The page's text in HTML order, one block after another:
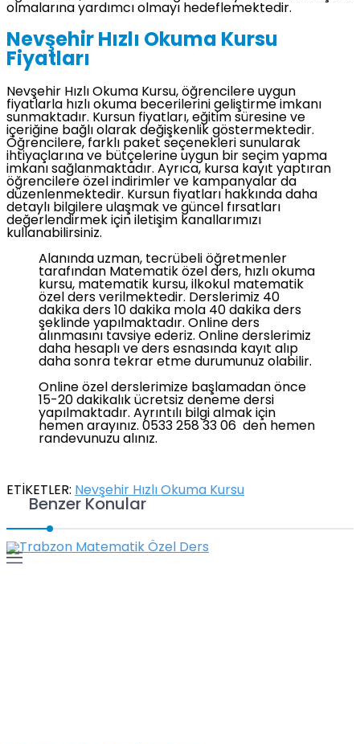
olmalarına yardımcı olmayı hedeflemektedir.
Nevşehir Hızlı Okuma Kursu
Fiyatları
Nevşehir Hızlı Okuma Kursu, öğrencilere uygun
fiyatlarla hızlı okuma becerilerini geliştirme imkanı
sunmaktadır. Kursun fiyatları, eğitim süresine ve
içeriğine bağlı olarak değişkenlik göstermektedir.
Öğrencilere, farklı paket seçenekleri sunularak
ihtiyaçlarına ve bütçelerine uygun bir seçim yapma
imkanı sağlanmaktadır. Ayrıca, kursa kayıt yaptıran
öğrencilere özel indirimler ve kampanyalar da
düzenlenmektedir. Kursun fiyatları hakkında daha
detaylı bilgilere ulaşmak ve güncel fırsatları
değerlendirmek için iletişim kanallarımızı
kullanabilirsiniz.
Alanında uzman, tecrübeli öğretmenler
tarafından Matematik özel ders, hızlı okuma
kursu, matematik kursu, ilkokul matematik
özel ders verilmektedir. Derslerimiz 40
dakika ders 10 dakika mola 40 dakika ders
şeklinde yapılmaktadır. Online ders
alınmasını tavsiye ederiz. Online derslerimiz
daha hesaplı ve ders esnasında kayıt alıp
daha sonra tekrar etme durumunuz olabilir.
Online özel derslerimize başlamadan önce
15-20 dakikalık ücretsiz deneme dersi
yapılmaktadır. Ayrıntılı bilgi almak için
hemen arayınız. 0533 258 33 06 den hemen
randevunuzu alınız.
ETİKETLER: Nevşehir Hızlı Okuma Kursu
Benzer Konular